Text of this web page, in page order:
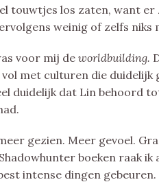
touwtjes los zaten, want
weinig of zelfs niks
voor mij de worldbuilding.
met culturen die
duidelijk dat Lin behoord
gezien. Meer gevoel.
boeken raak
intense dingen gebeuren.